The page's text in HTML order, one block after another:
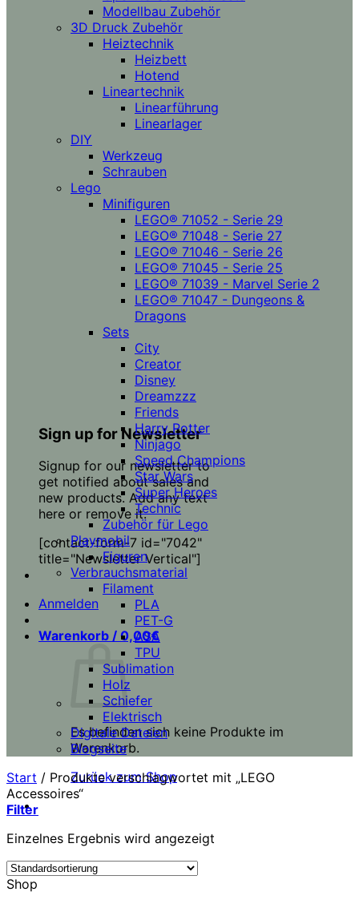
Sign up for Newsletter
Signup for our newsletter to
get notified about sales and
new products. Add any text
here or remove it.
[contact-form-7 id="7042"
title="Newsletter Vertical"]
Anmelden
Warenkorb / 0,00€
Es befinden sich keine Produkte im
Warenkorb.
Zurück zum Shop
Modellbau Zubehör
3D Druck Zubehör
Heiztechnik
Heizbett
Hotend
Lineartechnik
Linearführung
Linearlager
DIY
Werkzeug
Schrauben
Lego
Minifiguren
LEGO® 71052 - Serie 29
LEGO® 71048 - Serie 27
LEGO® 71046 - Serie 26
LEGO® 71045 - Serie 25
LEGO® 71039 - Marvel Serie 2
LEGO® 71047 - Dungeons &
Dragons
Sets
City
Creator
Disney
Dreamzzz
Friends
Harry Potter
Ninjago
Speed Champions
Star Wars
Super Heroes
Technic
Zubehör für Lego
Playmobil
Figuren
Verbrauchsmaterial
Filament
PLA
PET-G
ASA
TPU
Sublimation
Holz
Schiefer
Elektrisch
Digitale Dateien
Blogseite
Start / Produkte verschlagwortet mit „LEGO
Accessoires“
Filter
Einzelnes Ergebnis wird angezeigt
Shop